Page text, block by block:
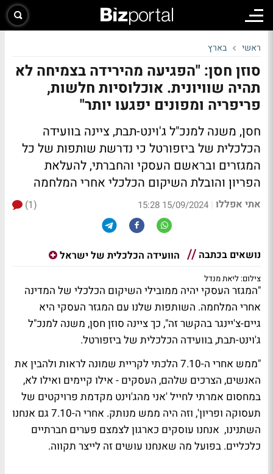
ראשי בארץ
סוזן חסן: "הפגיעה מהירידה בצמיחה לא
תהיה שוויונית. אוכלוסיות חלשות,
פריפריה ומפונים יפגעו יותר"
חסן, משנה למנכ"ל ג'וינט-תבת, ציינה בוועידה
הכלכלית של ביזפורטל כי נדרשת שותפות של כל
המגזרים ובראשם העסקי והחברתי, להעלאת
הפריון והובלת השיקום הכלכלי אחרי המלחמה
אתי אפללו |
15/09/2024 15:28
(1)
נושאים בכתבה הוועידה הכלכלית של ישראל
צילום: ליאת מנדל
"המגזר העסקי יהיה ממובילי השיקום הכלכלי של המדינה
אחרי המלחמה. השותפות שלנו עם המגזר העסקי היא
גיים-צ'יינגר בהקשר זה", כך ציינה סוזן חסן, משנה למנכ"ל
ג'וינט-תבת, בוועידה הכלכלית של ביזפורטל.
"ממש אחרי ה-7.10 הלכתי לקריית שמונה לראות ולהבין את
האנשים, הצרכים שלהם, העסקים - אילו קיימים ואילו לא,
במחסום אמרתי לחייל 'אני מהג'וינט מקדמת פרויקטים של
תעסוקה ופריון', וזה היה ממש מנותק. אחרי ה-7.10 גם אנחנו
השתנינו, אנחנו עוסקים כארגון לצמצם פערים חברתיים
כלכליים. בפועל מה שאנחנו עושים זה לייצר תקווה.